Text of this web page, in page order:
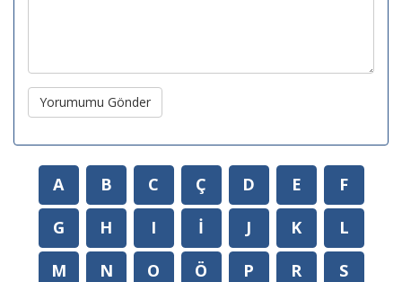
Yorumumu Gönder
A B C Ç D E
F
G
H I İ J K
L
M
N O Ö P R
S